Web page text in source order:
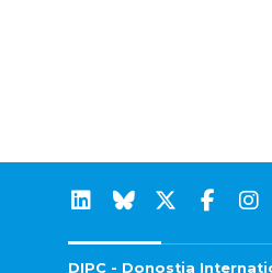
DIPC - Donostia